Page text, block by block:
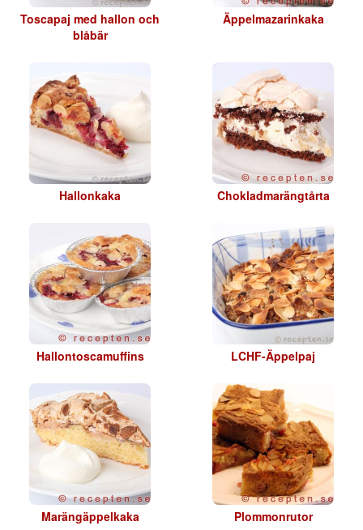
Toscapaj med hallon och
blåbär
Äppelmazarinkaka
Hallonkaka Chokladmarängtårta
Hallontoscamuffins LCHF-Äppelpaj
Marängäppelkaka Plommonrutor